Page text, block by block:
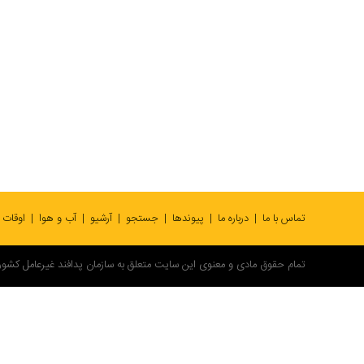
تماس با ما درباره ما پیوندها جستجو آرشیو آب و هوا
تمام حقوق مادی و معنوی این سایت متعلق به سازمان پدافند غیرعامل